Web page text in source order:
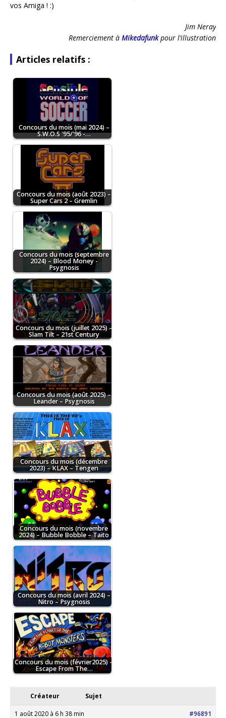
vos Amiga ! :)
Jim Neray
Remerciement à Mikedafunkpour l’illustration
Articles relatifs :
Concours du mois (mai 2024) –
S.W.O.S '95/'96 -…
Concours du mois (août 2023) –
Super Cars 2 – Gremlin
Concours du mois (septembre
2024) – Blood Money -
Psygnosis
Concours du mois (juillet 2025) –
Slam Tilt – 21st Century
Concours du mois (août 2025) –
Leander – Psygnosis
Concours du mois (décembre
2023) – KLAX – Tengen
Concours du mois (novembre
2024) – Bubble Bobble – Taito
Concours du mois (avril 2024) –
Nitro – Psygnosis
Concours du mois (février2025) –
Escape From The…
Créateur Sujet
1 août 2020 à 6 h 38 min #96891